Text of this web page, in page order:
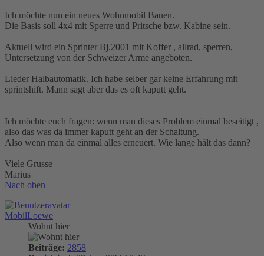
Ich möchte nun ein neues Wohnmobil Bauen.
Die Basis soll 4x4 mit Sperre und Pritsche bzw. Kabine sein.
Aktuell wird ein Sprinter Bj.2001 mit Koffer , allrad, sperren,
Untersetzung von der Schweizer Arme angeboten.
Lieder Halbautomatik. Ich habe selber gar keine Erfahrung mit
sprintshift. Mann sagt aber das es oft kaputt geht.
Ich möchte euch fragen: wenn man dieses Problem einmal beseitigt ,
also das was da immer kaputt geht an der Schaltung.
Also wenn man da einmal alles erneuert. Wie lange hält das dann?
Viele Grusse
Marius
Nach oben
MobilLoewe
Wohnt hier
Beiträge: 2858